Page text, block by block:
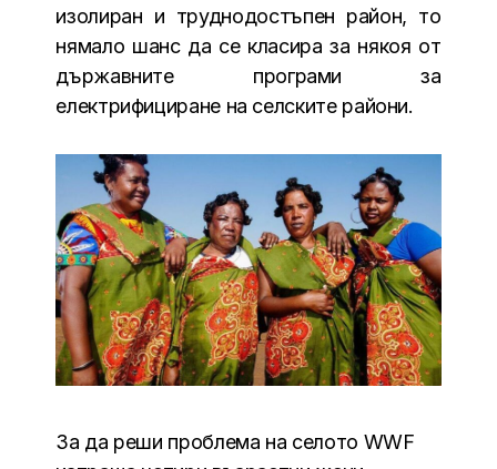
изолиран и труднодостъпен район, то
нямало шанс да се класира за някоя от
държавните програми за
електрифициране на селските райони.
За да реши проблема на селото WWF